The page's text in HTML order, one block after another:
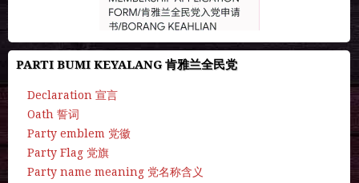
PARTI BUMI KEYALANG 肯雅兰全民党
Declaration 宣言
Oath 誓词
Party emblem 党徽
Party Flag 党旗
Party name meaning 党名称含义